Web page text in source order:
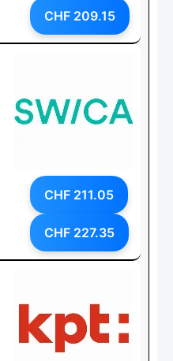
CHF 209.15
CHF 211.05
CHF 227.35